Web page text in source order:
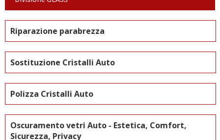
Riparazione parabrezza
Sostituzione Cristalli Auto
Polizza Cristalli Auto
Oscuramento vetri Auto - Estetica, Comfort,
Sicurezza, Privacy